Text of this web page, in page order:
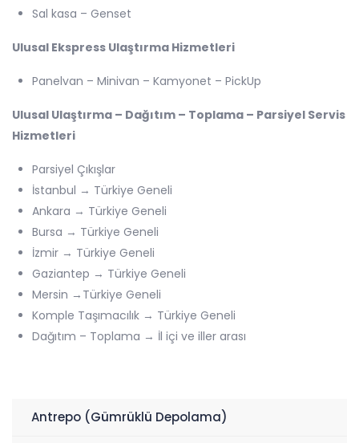
Sal kasa – Genset
Ulusal Ekspress Ulaştırma Hizmetleri
Panelvan – Minivan – Kamyonet – PickUp
Ulusal Ulaştırma – Dağıtım – Toplama – Parsiyel Servis
Hizmetleri
Parsiyel Çıkışlar
İstanbul → Türkiye Geneli
Ankara → Türkiye Geneli
Bursa → Türkiye Geneli
İzmir → Türkiye Geneli
Gaziantep → Türkiye Geneli
Mersin →Türkiye Geneli
Komple Taşımacılık → Türkiye Geneli
Dağıtım – Toplama → İl içi ve iller arası
Antrepo (Gümrüklü Depolama)